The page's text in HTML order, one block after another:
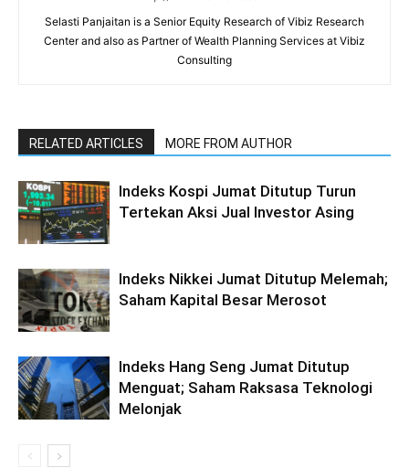
Selasti Panjaitan is a Senior Equity Research of Vibiz Research
Center and also as Partner of Wealth Planning Services at Vibiz
Consulting
RELATED ARTICLES MORE FROM AUTHOR
Indeks Kospi Jumat Ditutup Turun
Tertekan Aksi Jual Investor Asing
Indeks Nikkei Jumat Ditutup Melemah;
Saham Kapital Besar Merosot
Indeks Hang Seng Jumat Ditutup
Menguat; Saham Raksasa Teknologi
Melonjak